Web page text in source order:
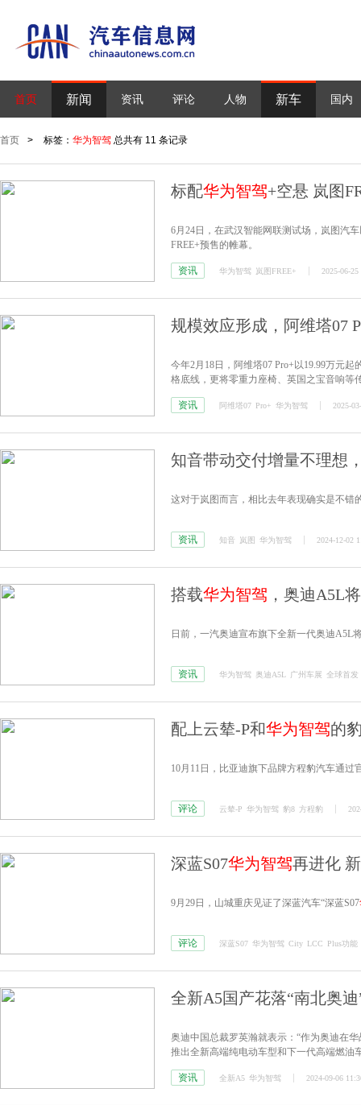
首页 新闻 资讯 评论 人物 新车 国内
首页 > 标签： 华为智驾 总共有 11 条记录
标配华为智驾+空悬 岚图
6月24日，在武汉智能网联测试场，岚图汽
FREE+预售的帷幕。
资讯 华为智驾 岚图FREE+ 2025-06-25
规模效应形成，阿维塔07
今年2月18日，阿维塔07 Pro+以19.99万元
格底线，更将零重力座椅、英国之宝音响等
资讯 阿维塔07 Pro+ 华为智驾 2025-
知音带动交付增量不理想
这对于岚图而言，相比去年表现确实是不错
资讯 知音 岚图 华为智驾 2024-12-02
搭载华为智驾 ，奥迪A5L
日前，一汽奥迪宣布旗下全新一代奥迪A5L
资讯 华为智驾 奥迪A5L 广州车展 全球首发
配上云辇-P和华为智驾的
10月11日，比亚迪旗下品牌方程豹汽车通过
评论 云辇-P 华为智驾 豹8 方程豹
深蓝S07华为智驾再进化
9月29日，山城重庆见证了深蓝汽车“深蓝S07
评论 深蓝S07 华为智驾 City LCC Plus功能
全新A5国产花落“南北奥迪
奥迪中国总裁罗英瀚就表示：“作为奥迪在
推出全新高端纯电动车型和下一代高端燃油
资讯 全新A5 华为智驾 2024-09-06